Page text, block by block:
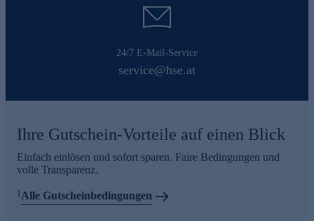
24/7 E-Mail-Service
service@hse.at
Ihre Gutschein-Vorteile auf einen Blick
Einfach einlösen und sofort sparen. Faire Bedingungen und
volle Transparenz.
1 Alle Gutscheinbedingungen